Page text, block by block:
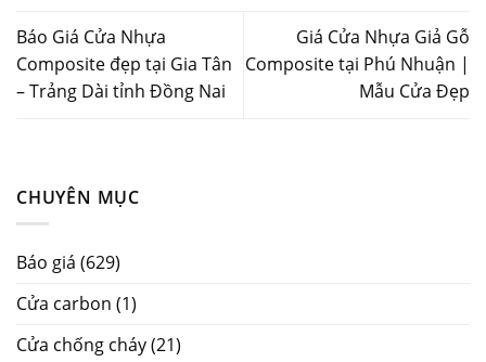
CHUYÊN MỤC
Báo giá (629)
Cửa carbon (1)
Cửa chống cháy(21)
Báo Giá Cửa Nhựa
Composite đẹp tại Gia Tân
– Trảng Dài tỉnh Đồng Nai
Giá Cửa Nhựa Giả Gỗ
Composite tại Phú Nhuận |
Mẫu Cửa Đẹp